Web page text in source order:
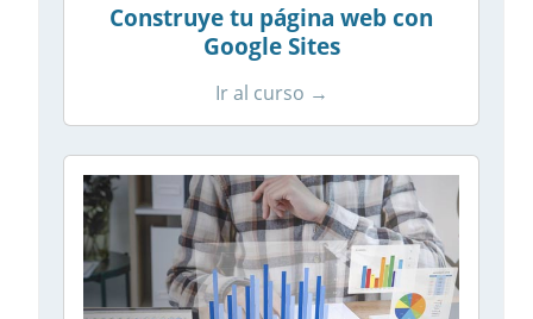
Construye tu página web con
Google Sites
Ir al curso →